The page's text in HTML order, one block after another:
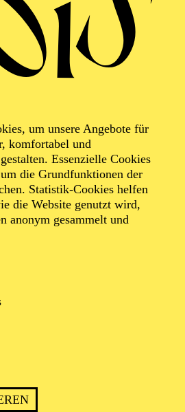
um unsere Angebote für
komfortabel und
Essenzielle Cookies
die Grundfunktionen der
Statistik-Cookies helfen
die Website genutzt wird,
anonym gesammelt und
DER